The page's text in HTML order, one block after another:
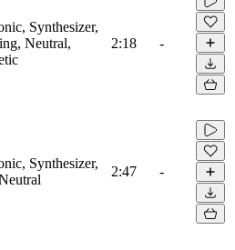
Synthesizer,
Neutral,
2:18 -
Synthesizer,
2:47 -